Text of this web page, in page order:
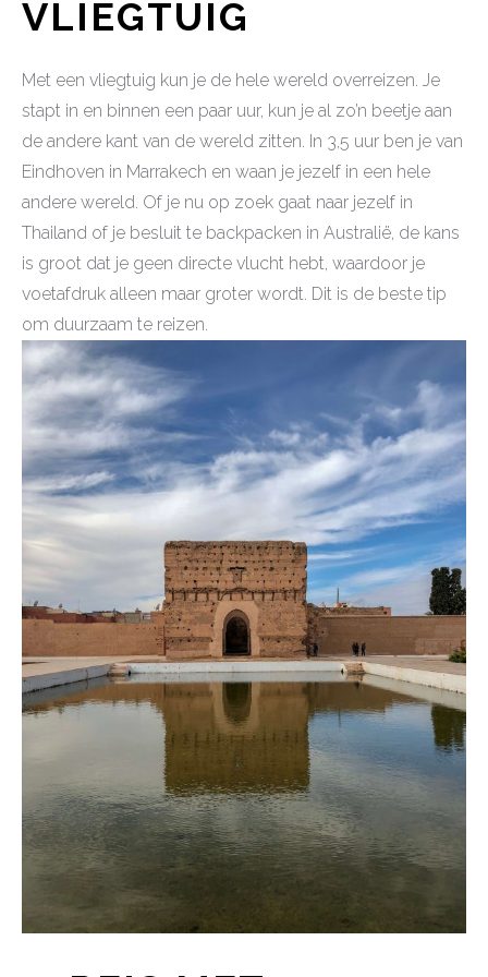
VLIEGTUIG
Met een vliegtuig kun je de hele wereld overreizen. Je
stapt in en binnen een paar uur, kun je al zo’n beetje aan
de andere kant van de wereld zitten. In 3,5 uur ben je van
Eindhoven in Marrakech en waan je jezelf in een hele
andere wereld. Of je nu op zoek gaat naar jezelf in
Thailand of je besluit te backpacken in Australië, de kans
is groot dat je geen directe vlucht hebt, waardoor je
voetafdruk alleen maar groter wordt. Dit is de beste tip
om duurzaam te reizen.